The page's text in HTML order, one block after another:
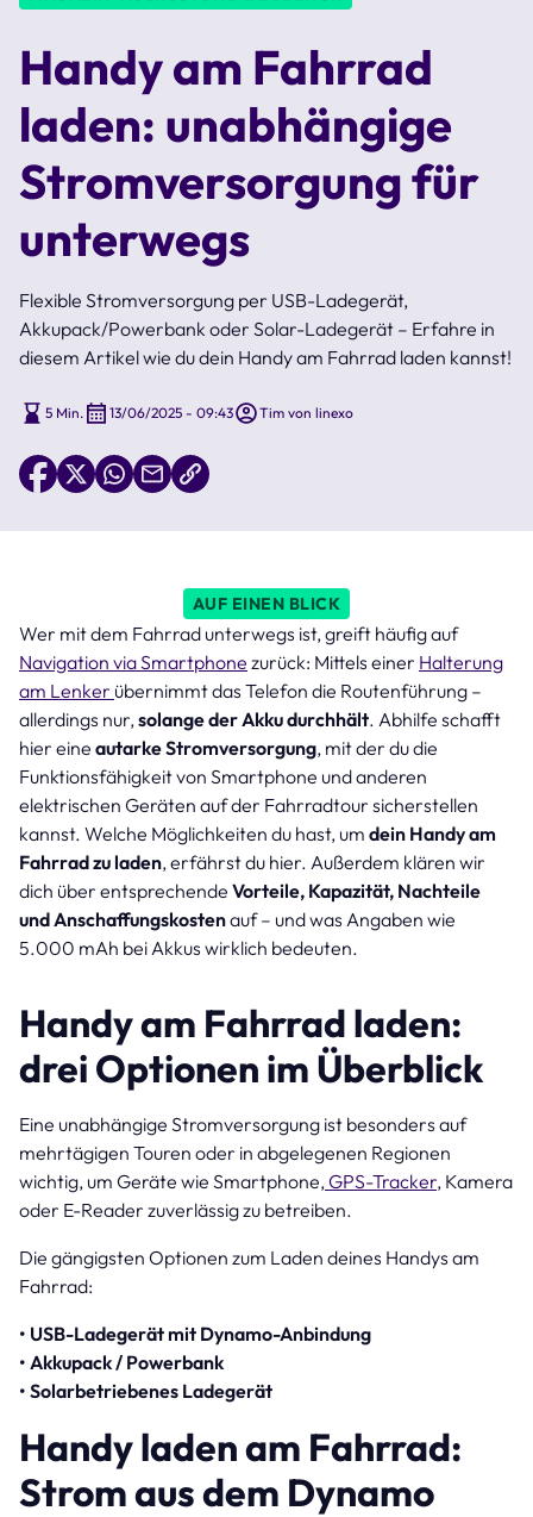
Handy am Fahrrad
laden: unabhängige
Stromversorgung für
unterwegs
Flexible Stromversorgung per USB-Ladegerät,
Akkupack/Powerbank oder Solar-Ladegerät – Erfahre in
diesem Artikel wie du dein Handy am Fahrrad laden kannst!
5 Min. 13/06/2025 - 09:43 Tim von linexo
AUF EINEN BLICK
Wer mit dem Fahrrad unterwegs ist, greift häufig auf
Navigation via Smartphone zurück: Mittels einer Halterung
am Lenker übernimmt das Telefon die Routenführung –
allerdings nur, solange der Akku durchhält. Abhilfe schafft
hier eine autarke Stromversorgung, mit der du die
Funktionsfähigkeit von Smartphone und anderen
elektrischen Geräten auf der Fahrradtour sicherstellen
kannst. Welche Möglichkeiten du hast, um dein Handy am
Fahrrad zu laden, erfährst du hier. Außerdem klären wir
dich über entsprechende Vorteile, Kapazität, Nachteile
und Anschaffungskostenauf – und was Angaben wie
5.000 mAh bei Akkus wirklich bedeuten.
Handy am Fahrrad laden:
drei Optionen im Überblick
Eine unabhängige Stromversorgung ist besonders auf
mehrtägigen Touren oder in abgelegenen Regionen
wichtig, um Geräte wie Smartphone, GPS-Tracker, Kamera
oder E-Reader zuverlässig zu betreiben.
Die gängigsten Optionen zum Laden deines Handys am
Fahrrad:
• USB-Ladegerät mit Dynamo-Anbindung
• Akkupack / Powerbank
• Solarbetriebenes Ladegerät
Handy laden am Fahrrad:
Strom aus dem Dynamo